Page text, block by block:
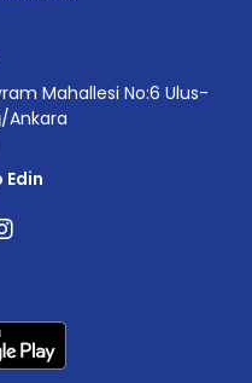
Mahallesi No:6 Ulus-
Ankara
Edin